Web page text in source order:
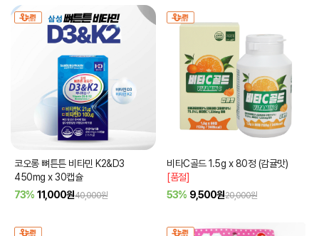
코오롱 뼈튼튼 비타민 K2&D3
450mg x 30캡슐
73% 11,000원40,000원
비타C골드 1.5g x 80정 (감귤맛)
[품절]
53% 9,500원20,000원